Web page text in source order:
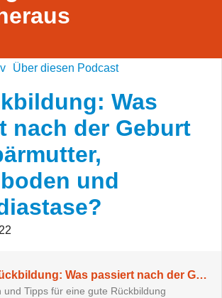
Über diesen Podcast
Was
nach der Geburt
und
59_Rückbildung: Was passiert nach der Geburt mit Gebärmutter, Beckenboden und Rektusdiastase?
und Tipps für eine gute Rückbildung